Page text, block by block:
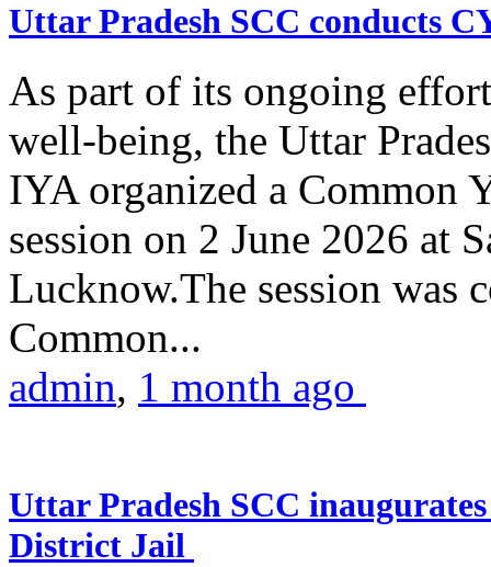
Uttar Pradesh SCC conducts
As part of its ongoing
well-being, the Uttar
IYA organized a Common
session on 2 June 2026 at
Lucknow.The session was
Common...
admin, 1 month ago
Uttar Pradesh SCC
District Jail